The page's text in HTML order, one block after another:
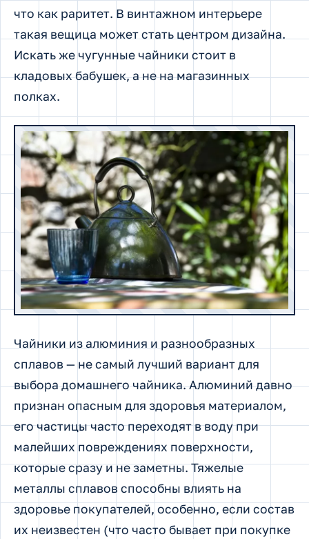
что как раритет. В винтажном интерьере
такая вещица может стать центром дизайна.
Искать же чугунные чайники стоит в
кладовых бабушек, а не на магазинных
полках.
Чайники из алюминия и разнообразных
сплавов — не самый лучший вариант для
выбора домашнего чайника. Алюминий давно
признан опасным для здоровья материалом,
его частицы часто переходят в воду при
малейших повреждениях поверхности,
которые сразу и не заметны. Тяжелые
металлы сплавов способны влиять на
здоровье покупателей, особенно, если состав
их неизвестен (что часто бывает при покупке